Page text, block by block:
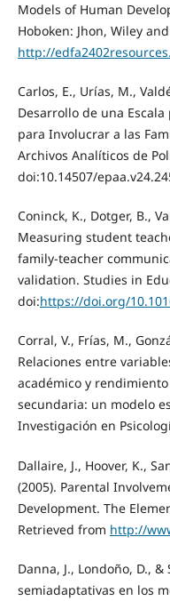
Models of Human
Hoboken: Jhon, Wiley
http://
Carlos, E., Urías, M.,
Desarrollo de una
para Involucrar a las
Archivos Analíticos de
doi:10.14507/
Coninck, K., Dotger, B.,
Measuring student
family-teacher
validation. Studies in
doi:https://doi.org/
Corral, V., Frías, M.,
Relaciones entre
académico y
secundaria: un modelo
Investigación en
Dallaire, J., Hoover, K.,
(2005). Parental
Development. The
Retrieved from http://
Danna, J., Londoño, D.,
semiadaptativas en los